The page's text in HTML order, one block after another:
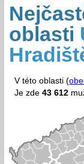
oblasti
V této oblasti (
Je zde43 612